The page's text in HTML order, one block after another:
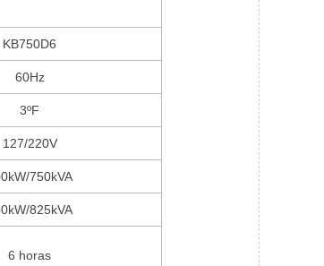
KB750D6
60Hz
3ºF
127/220V
750kVA
825kVA
6 horas